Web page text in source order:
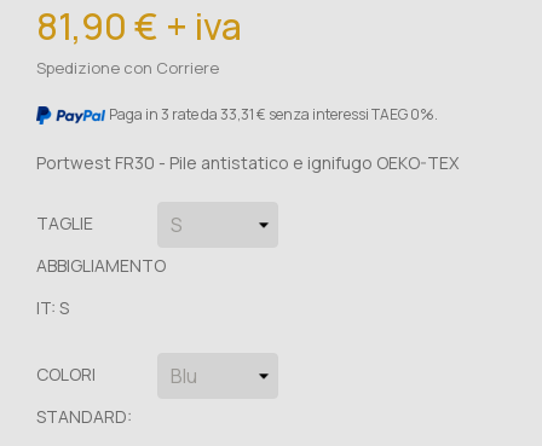
81,90 € + iva
Spedizione con Corriere
Paga in 3 rate da 33,31 € senza interessi TAEG 0%.
Portwest FR30 - Pile antistatico e ignifugo OEKO-TEX
TAGLIE
ABBIGLIAMENTO
IT: S
COLORI
STANDARD: